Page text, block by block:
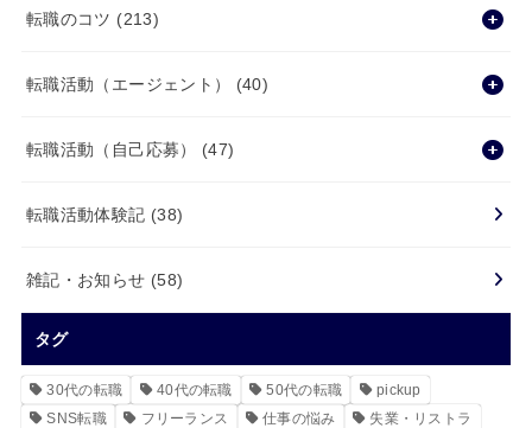
転職のコツ (213)
転職活動（エージェント） (40)
転職活動（自己応募） (47)
転職活動体験記 (38)
雑記・お知らせ (58)
タグ
30代の転職 40代の転職 50代の転職
pickup
SNS転職
フリーランス 仕事の悩み
失業・リストラ